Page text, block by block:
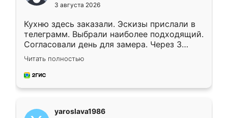
3 августа 2026
Кухню здесь заказали. Эскизы прислали в
телеграмм. Выбрали наиболее подходящий.
Согласовали день для замера. Через 3
недели кухня была уже готова. Остались
довольны работой. Спасибо Ренессанс
мебель за качественную работу!
Читать полностью
yaroslava1986